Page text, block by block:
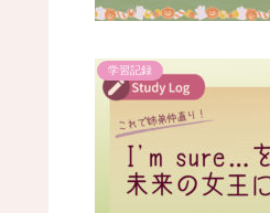
学習記録